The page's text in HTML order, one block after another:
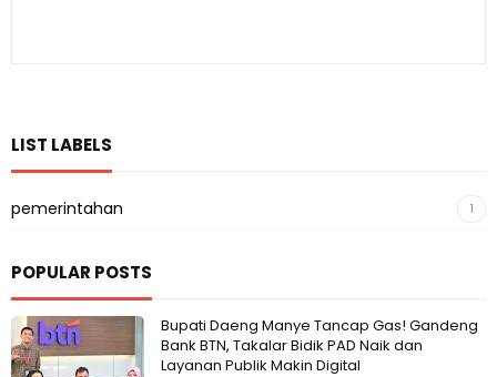
LIST LABELS
pemerintahan 1
POPULAR POSTS
Bupati Daeng Manye Tancap Gas! Gandeng
Bank BTN, Takalar Bidik PAD Naik dan
Layanan Publik Makin Digital